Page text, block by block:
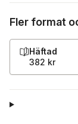
Fler format
Häftad
382 kr